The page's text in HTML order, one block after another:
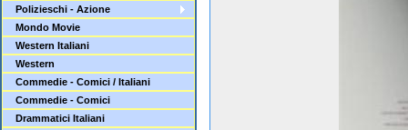
Polizieschi - Azione
Mondo Movie
Western Italiani
Western
Commedie - Comici / Italiani
Commedie - Comici
Drammatici Italiani